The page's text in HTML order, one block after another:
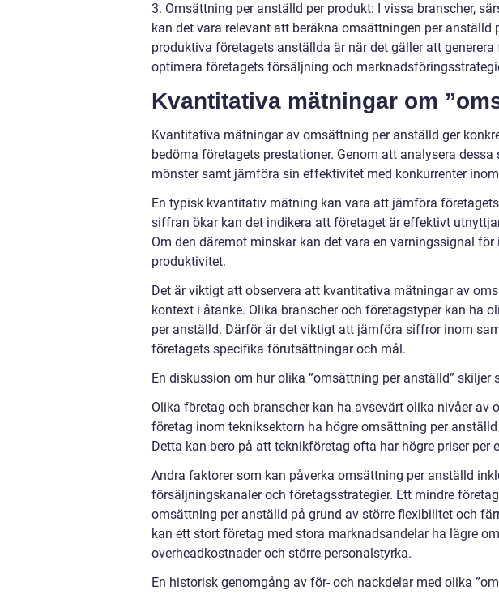
3. Omsättning per anställd per produkt: I vissa branscher,
kan det vara relevant att beräkna omsättningen per anställd
produktiva företagets anställda är när det gäller att
optimera företagets försäljning och
Kvantitativa mätningar om
Kvantitativa mätningar av omsättning per anställd ger
bedöma företagets prestationer. Genom att analysera
mönster samt jämföra sin effektivitet med konkurrenter
En typisk kvantitativ mätning kan vara att jämföra
siffran ökar kan det indikera att företaget är effektivt
Om den däremot minskar kan det vara en varningssignal
produktivitet.
Det är viktigt att observera att kvantitativa mätningar av
kontext i åtanke. Olika branscher och företagstyper kan ha
per anställd. Därför är det viktigt att jämföra siffror inom
företagets specifika förutsättningar och mål.
En diskussion om hur olika ”omsättning per anställd” skiljer
Olika företag och branscher kan ha avsevärt olika nivåer av
företag inom tekniksektorn ha högre omsättning per
Detta kan bero på att teknikföretag ofta har högre priser per
Andra faktorer som kan påverka omsättning per anställd
försäljningskanaler och företagsstrategier. Ett mindre
omsättning per anställd på grund av större flexibilitet och
kan ett stort företag med stora marknadsandelar ha lägre
overheadkostnader och större personalstyrka.
En historisk genomgång av för- och nackdelar med olika